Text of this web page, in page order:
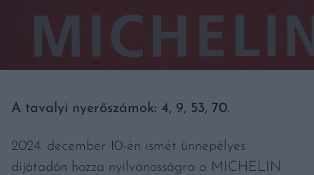
A tavalyi nyerőszámok: 4, 9, 53, 70.
2024. december 10-én ismét ünnepélyes
díjátadón hozza nyilvánosságra a MICHELIN